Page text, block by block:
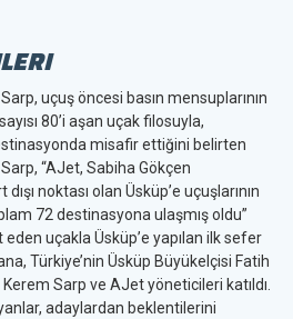
uçuş öncesi basın mensuplarının
80’i aşan uçak filosuyla,
misafir ettiğini belirten
“AJet, Sabiha Gökçen
dışı noktası olan Üsküp’e uçuşlarının
72 destinasyona ulaşmış oldu”
uçakla Üsküp’e yapılan ilk sefer
Türkiye’nin Üsküp Büyükelçisi Fatih
Sarp ve AJet yöneticileri katıldı.
adaylardan beklentilerini